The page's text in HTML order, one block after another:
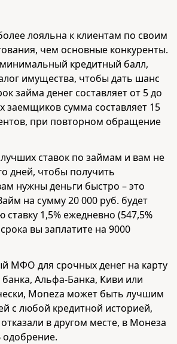
лояльна к клиентам по своим
чем основные конкуренты.
кредитный балл,
имущества, чтобы дать шанс
займа денег составляет от 5 до
заемщиков сумма составляет 15
при повторном обращение
ставок по займам и вам не
дней, чтобы получить
нужны деньги быстро – это
на сумму 20 000 руб. будет
1,5% ежедневно (547,5%
вы заплатите на 9000
МФО для срочных денег на карту
Альфа-Банка, Киви или
Moneza может быть лучшим
с любой кредитной историей,
в другом месте, в Монеза
одобрение.